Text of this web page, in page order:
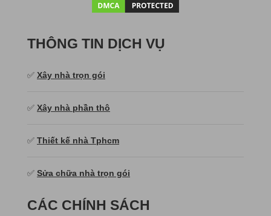
THÔNG TIN DỊCH VỤ
✅ Xây nhà trọn gói
✅ Xây nhà phần thô
✅ Thiết kế nhà Tphcm
✅ Sửa chữa nhà trọn gói
CÁC CHÍNH SÁCH